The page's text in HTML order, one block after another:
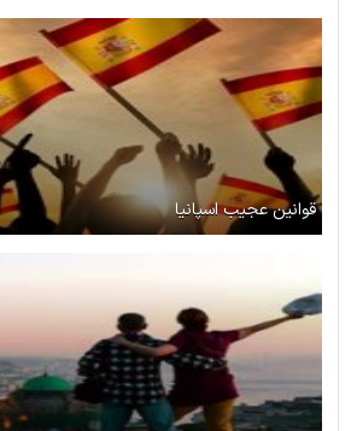
قوانین عجیب اسپانیا